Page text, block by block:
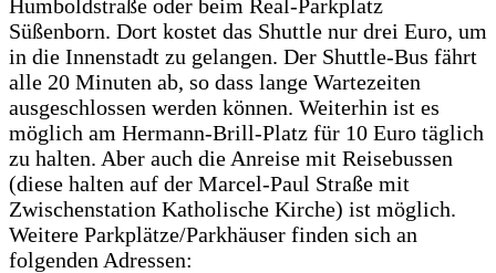
Humboldstraße oder beim Real-Parkplatz
Süßenborn. Dort kostet das Shuttle nur drei Euro, um
in die Innenstadt zu gelangen. Der Shuttle-Bus fährt
alle 20 Minuten ab, so dass lange Wartezeiten
ausgeschlossen werden können. Weiterhin ist es
möglich am Hermann-Brill-Platz für 10 Euro täglich
zu halten. Aber auch die Anreise mit Reisebussen
(diese halten auf der Marcel-Paul Straße mit
Zwischenstation Katholische Kirche) ist möglich.
Weitere Parkplätze/Parkhäuser finden sich an
folgenden Adressen: